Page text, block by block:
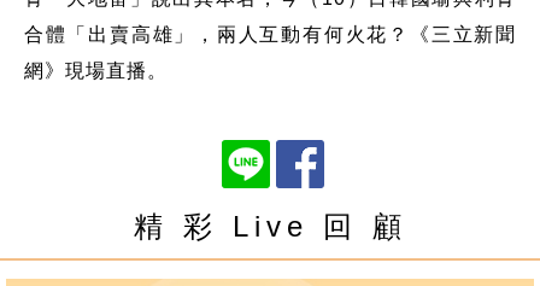
合體「出賣高雄」，兩人互動有何火花？《三立新聞
網》現場直播。
精 彩 Live 回 顧